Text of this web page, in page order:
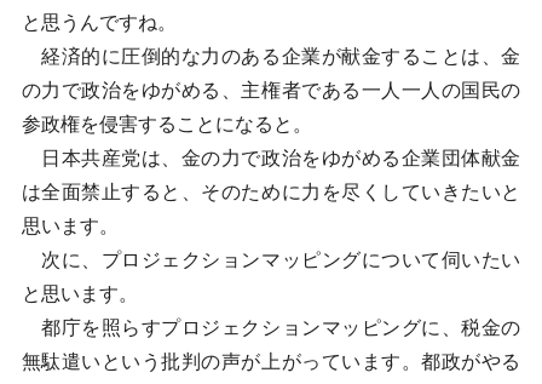
と思うんですね。
経済的に圧倒的な力のある企業が献金することは、金
の力で政治をゆがめる、主権者である一人一人の国民の
参政権を侵害することになると。
日本共産党は、金の力で政治をゆがめる企業団体献金
は全面禁止すると、そのために力を尽くしていきたいと
思います。
次に、プロジェクションマッピングについて伺いたい
と思います。
都庁を照らすプロジェクションマッピングに、税金の
無駄遣いという批判の声が上がっています。都政がやる